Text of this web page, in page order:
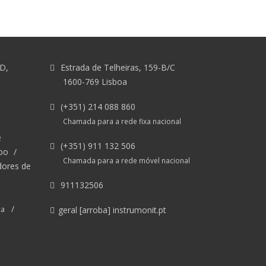
/
de
/
Estrada de Telheiras, 159-B/C
1600-769 Lisboa
(+351) 214 088 860
Chamada para a rede fixa nacional
(+351) 911 132 506
Chamada para a rede móvel nacional
911132506
geral [arroba] instrumonit.pt